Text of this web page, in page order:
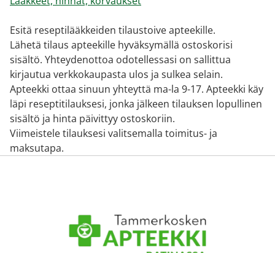
Esitä reseptilääkkeiden tilaustoive apteekille.
Lähetä tilaus apteekille hyväksymällä ostoskorisi
sisältö. Yhteydenottoa odotellessasi on sallittua
kirjautua verkkokaupasta ulos ja sulkea selain.
Apteekki ottaa sinuun yhteyttä ma-la 9-17. Apteekki käy
läpi reseptitilauksesi, jonka jälkeen tilauksen lopullinen
sisältö ja hinta päivittyy ostoskoriin.
Viimeistele tilauksesi valitsemalla toimitus- ja
maksutapa.